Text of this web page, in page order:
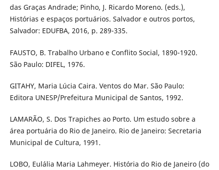
das Graças Andrade; Pinho, J. Ricardo Moreno. (eds.),
Histórias e espaços portuários. Salvador e outros portos,
Salvador: EDUFBA, 2016, p. 289-335.
FAUSTO, B. Trabalho Urbano e Conflito Social, 1890-1920.
São Paulo: DIFEL, 1976.
GITAHY, Maria Lúcia Caira. Ventos do Mar. São Paulo:
Editora UNESP/Prefeitura Municipal de Santos, 1992.
LAMARÃO, S. Dos Trapiches ao Porto. Um estudo sobre a
área portuária do Rio de Janeiro. Rio de Janeiro: Secretaria
Municipal de Cultura, 1991.
LOBO, Eulália Maria Lahmeyer. História do Rio de Janeiro (do